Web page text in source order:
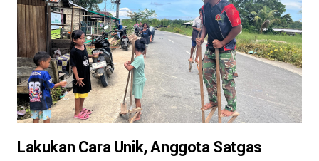
Lakukan Cara Unik, Anggota Satgas